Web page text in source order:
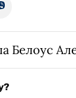
Белоус